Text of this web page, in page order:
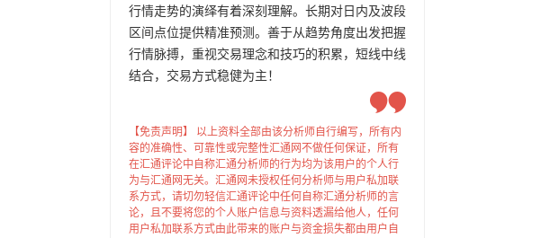
行情走势的演绎有着深刻理解。长期对日内及波段
区间点位提供精准预测。善于从趋势角度出发把握
行情脉搏，重视交易理念和技巧的积累，短线中线
结合，交易方式稳健为主！
【免责声明】 以上资料全部由该分析师自行编写，所有内
容的准确性、可靠性或完整性汇通网不做任何保证，所有
在汇通评论中自称汇通分析师的行为均为该用户的个人行
为与汇通网无关。汇通网未授权任何分析师与用户私加联
系方式，请切勿轻信汇通评论中任何自称汇通分析师的言
论，且不要将您的个人账户信息与资料透漏给他人，任何
用户私加联系方式由此带来的账户与资金损失都由用户自